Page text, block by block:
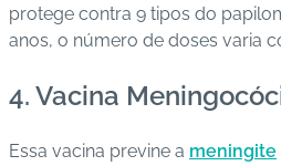
protege contra 9 tipos do
anos, o número de doses varia
4. Vacina
Essa vacina previne a meningite